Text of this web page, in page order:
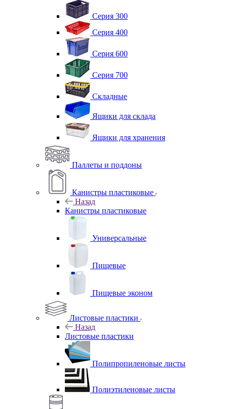
Серия 300
Серия 400
Серия 600
Серия 700
Складные
Ящики для склада
Ящики для хранения
Паллеты и поддоны
Канистры пластиковые
Назад
Канистры пластиковые
Универсальные
Пищевые
Пищевые эконом
Листовые пластики
Назад
Листовые пластики
Полипропиленовые листы
Полиэтиленовые листы